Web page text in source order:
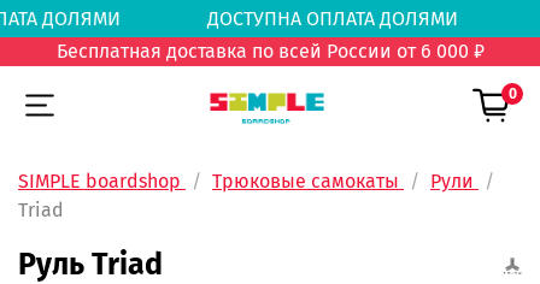
ДОЛЯМИ
ДОСТУПНА ОПЛАТА ДОЛЯМИ
Бесплатная доставка по всей России от 6 000 ₽
0
SIMPLE boardshop Трюковые самокаты
Рули
Triad
Руль Triad